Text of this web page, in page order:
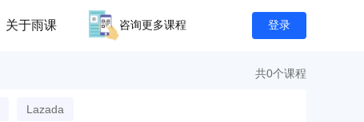
关于雨课 咨询更多课程 登录
共0个课程
Lazada